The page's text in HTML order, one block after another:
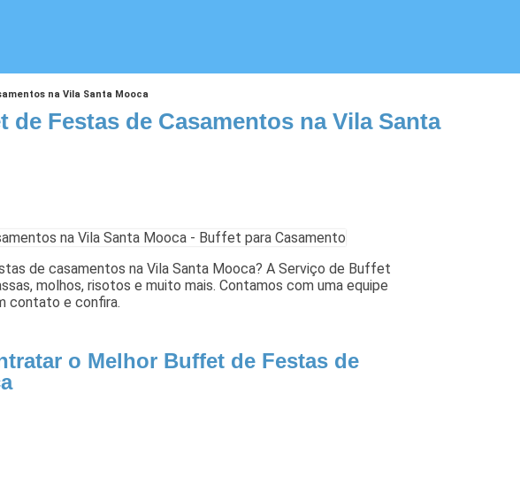
na Vila Santa Mooca
Festas de Casamentos na Vila Santa
de casamentos na Vila Santa Mooca? A Serviço de Buffet
molhos, risotos e muito mais. Contamos com uma equipe
contato e confira.
o Melhor Buffet de Festas de